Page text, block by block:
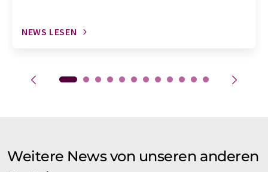
NEWS LESEN
Weitere News von unseren anderen